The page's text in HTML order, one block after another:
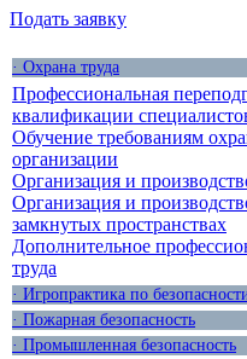
Подать заявку
· Охрана труда
Профессиональная
квалификации
Обучение требованиям
организации
Организация и
Организация и
замкнутых пространствах
Дополнительное
труда
· Игропрактика по
· Пожарная безопасность
· Промышленная безопасность